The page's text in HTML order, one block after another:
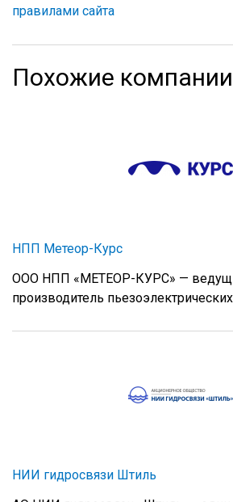
правилами сайта
Похожие компании
НПП Метеор-Курс
ООО НПП «МЕТЕОР-КУРС» —
производитель
НИИ гидросвязи Штиль